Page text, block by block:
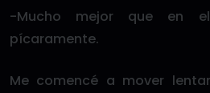
-Mucho mejor que en
pícaramente.
Me comencé a mover